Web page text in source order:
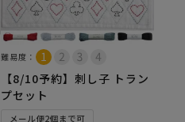
難易度：
【8/10予約】刺し子 トラン
プセット
メール便2個まで可